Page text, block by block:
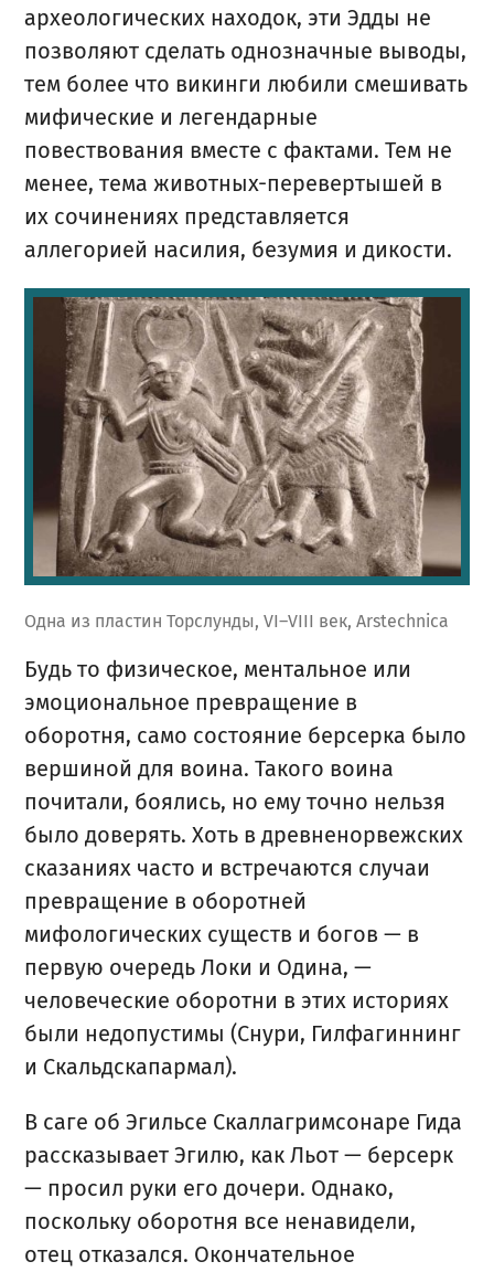
археологических находок, эти Эдды не
позволяют сделать однозначные выводы,
тем более что викинги любили смешивать
мифические и легендарные
повествования вместе с фактами. Тем не
менее, тема животных-перевертышей в
их сочинениях представляется
аллегорией насилия, безумия и дикости.
Одна из пластин Торслунды, VI–VIII век, Arstechnica
Будь то физическое, ментальное или
эмоциональное превращение в
оборотня, само состояние берсерка было
вершиной для воина. Такого воина
почитали, боялись, но ему точно нельзя
было доверять. Хоть в древненорвежских
сказаниях часто и встречаются случаи
превращение в оборотней
мифологических существ и богов — в
первую очередь Локи и Одина, —
человеческие оборотни в этих историях
были недопустимы (Снури, Гилфагиннинг
и Скальдскапармал).
В саге об Эгильсе Скаллагримсонаре Гида
рассказывает Эгилю, как Льот — берсерк
— просил руки его дочери. Однако,
поскольку оборотня все ненавидели,
отец отказался. Окончательное